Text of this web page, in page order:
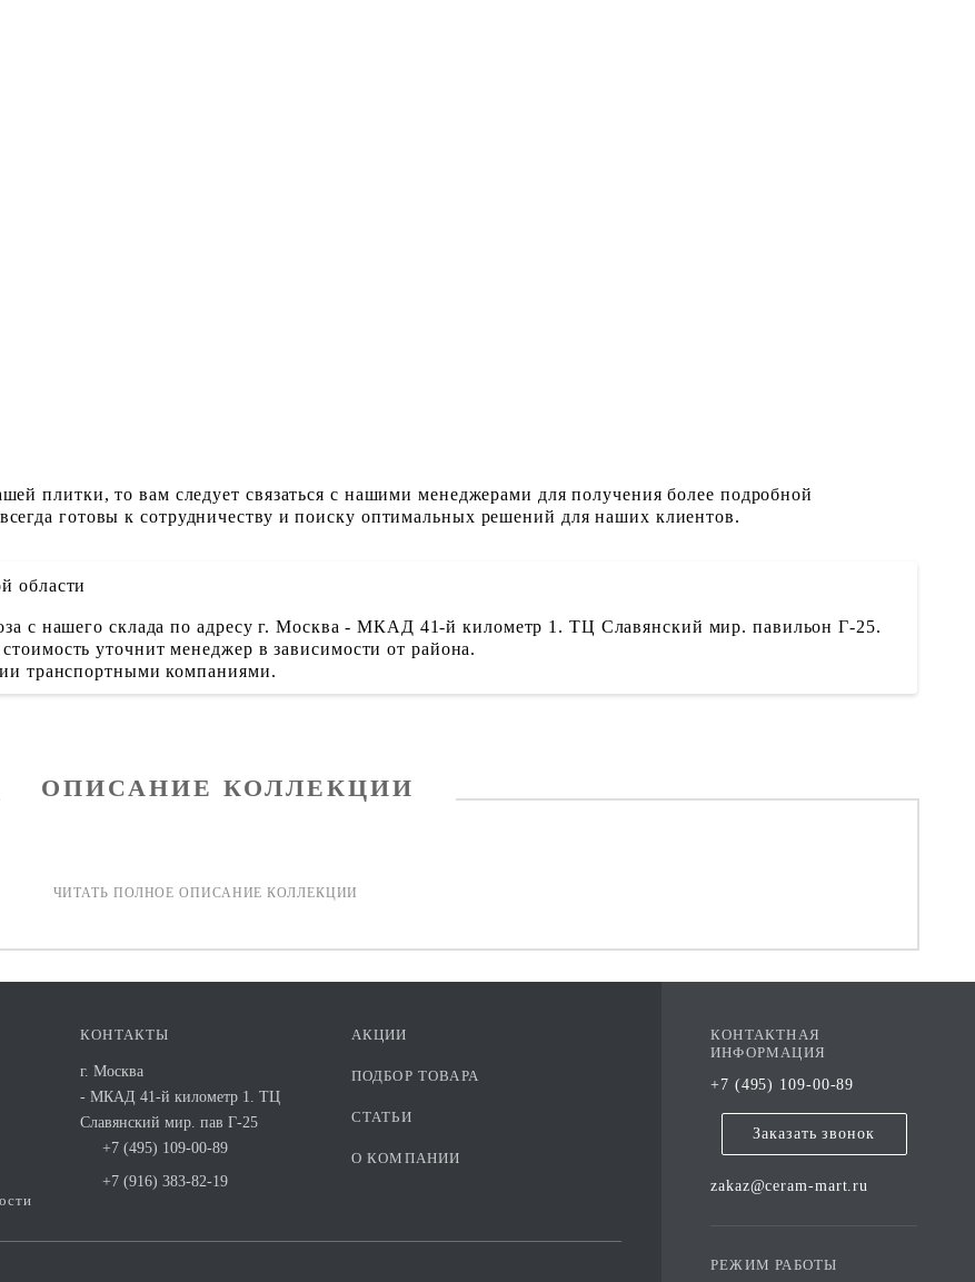
плитки, то вам следует связаться с нашими менеджерами для получения более подробной
готовы к сотрудничеству и поиску оптимальных решений для наших клиентов.
области
с нашего склада по адресу г. Москва - МКАД 41-й километр 1. ТЦ Славянский мир. павильон Г-25.
уточнит менеджер в зависимости от района.
транспортными компаниями.
ОПИСАНИЕ КОЛЛЕКЦИИ
КОНТАКТНАЯ
ИНФОРМАЦИЯ
+7 (495) 109-00-89
Заказать звонок
zakaz@ceram-mart.ru
РЕЖИМ РАБОТЫ
КОНТАКТЫ
г. Москва
- МКАД 41-й километр 1. ТЦ
Славянский мир. пав Г-25
+7 (495) 109-00-89
+7 (916) 383-82-19
АКЦИИ
ПОДБОР ТОВАРА
СТАТЬИ
О КОМПАНИИ